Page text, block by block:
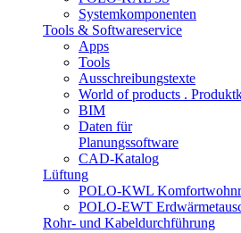
Systemkomponenten
Tools & Softwareservice
Apps
Tools
Ausschreibungstexte
World of products .
BIM
Daten für
Planungssoftware
CAD-Katalog
Lüftung
POLO-KWL
POLO-EWT
Rohr- und Kabeldurchführung